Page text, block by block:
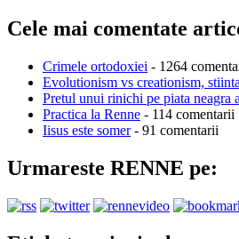
Cele mai comentate
Crimele ortodoxiei - 1264
Evolutionism vs creationism,
Pretul unui rinichi pe piata neagra
Practica la Renne - 114 comentarii
Iisus este somer- 91 comentarii
Urmareste RENNE pe: